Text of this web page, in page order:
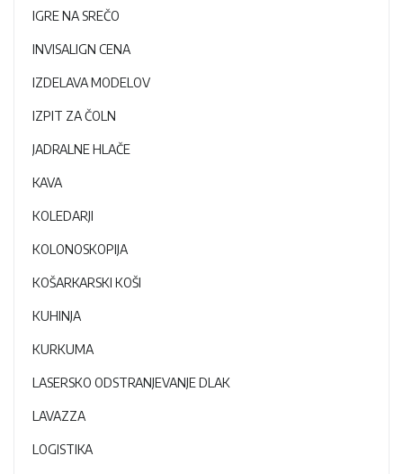
IGRE NA SREČO
INVISALIGN CENA
IZDELAVA MODELOV
IZPIT ZA ČOLN
JADRALNE HLAČE
KAVA
KOLEDARJI
KOLONOSKOPIJA
KOŠARKARSKI KOŠI
KUHINJA
KURKUMA
LASERSKO ODSTRANJEVANJE DLAK
LAVAZZA
LOGISTIKA